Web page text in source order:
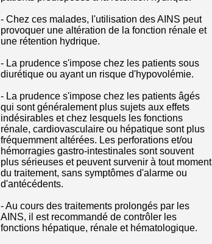
- Chez ces malades, l'utilisation des AINS peut
provoquer une altération de la fonction rénale et
une rétention hydrique.
- La prudence s'impose chez les patients sous
diurétique ou ayant un risque d'hypovolémie.
- La prudence s'impose chez les patients âgés
qui sont généralement plus sujets aux effets
indésirables et chez lesquels les fonctions
rénale, cardiovasculaire ou hépatique sont plus
fréquemment altérées. Les perforations et/ou
hémorragies gastro-intestinales sont souvent
plus sérieuses et peuvent survenir à tout moment
du traitement, sans symptômes d'alarme ou
d'antécédents.
- Au cours des traitements prolongés par les
AINS, il est recommandé de contrôler les
fonctions hépatique, rénale et hématologique.